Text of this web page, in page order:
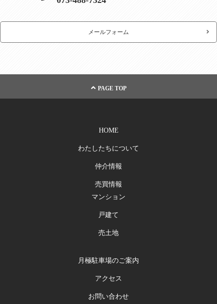
メールフォーム
PAGE TOP
HOME
わたしたちについて
仲介情報
売買情報
マンション
戸建て
売土地
月極駐車場のご案内
アクセス
お問い合わせ